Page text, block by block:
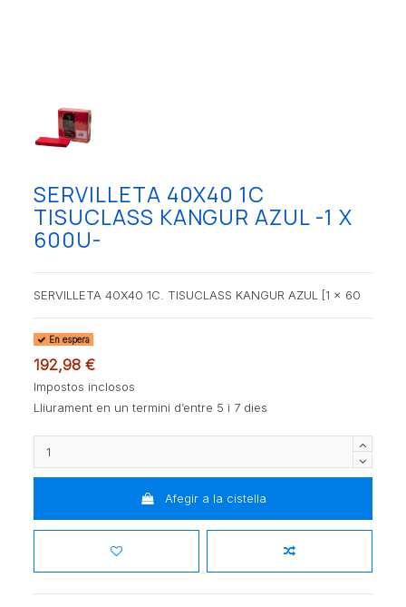
SERVILLETA 40X40 1C
TISUCLASS KANGUR AZUL -1 X
600U-
SERVILLETA 40X40 1C. TISUCLASS KANGUR AZUL [1 x 60
En espera
192,98 €
Impostos inclosos
Lliurament en un termini d’entre 5 i 7 dies
Afegir a la cistella